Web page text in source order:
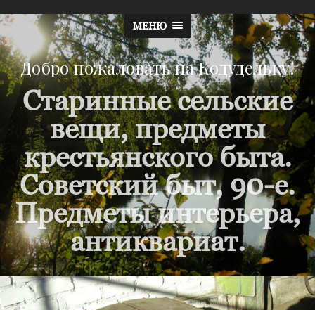
МЕНЮ
Добро пожаловать на Кодудельку!
Старинные сельские
вещи, предметы
крестьянского быта.
Советский быт, 90-е.
Предметы интерьера,
антиквариат.